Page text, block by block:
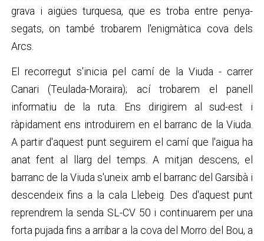
grava i aigües turquesa, que es troba entre penya-
segats, on també trobarem l'enigmàtica cova dels
Arcs.
El recorregut s'inicia pel camí de la Viuda - carrer
Canari (Teulada-Moraira); ací trobarem el panell
informatiu de la ruta. Ens dirigirem al sud-est i
ràpidament ens introduirem en el barranc de la Viuda.
A partir d'aquest punt seguirem el camí que l'aigua ha
anat fent al llarg del temps. A mitjan descens, el
barranc de la Viuda s'uneix amb el barranc del Garsibà i
descendeix fins a la cala Llebeig. Des d'aquest punt
reprendrem la senda SL-CV 50 i continuarem per una
forta pujada fins a arribar a la cova del Morro del Bou, a